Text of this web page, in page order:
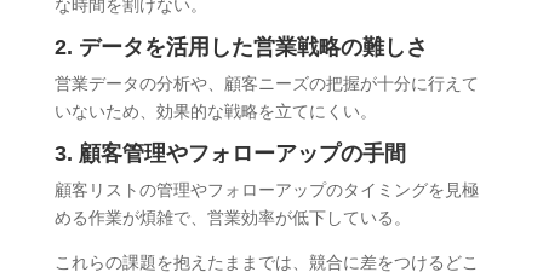
な時間を割けない。
2. データを活用した営業戦略の難しさ
営業データの分析や、顧客ニーズの把握が十分に行えて
いないため、効果的な戦略を立てにくい。
3. 顧客管理やフォローアップの手間
顧客リストの管理やフォローアップのタイミングを見極
める作業が煩雑で、営業効率が低下している。
これらの課題を抱えたままでは、競合に差をつけるどこ